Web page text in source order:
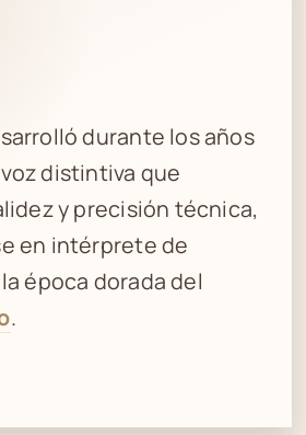
durante los años
distintiva que
y precisión técnica,
en intérprete de
época dorada del
.